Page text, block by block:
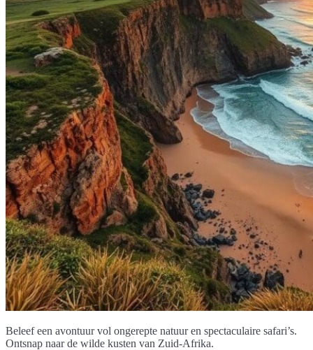
Beleef een avontuur vol ongerepte natuur en spectaculaire safari’s.
Ontsnap naar de wilde kusten van Zuid-Afrika.